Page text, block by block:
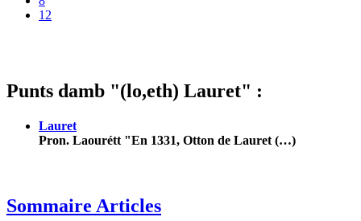
12
Punts damb "(lo,eth) Lauret" :
Lauret
Pron. Laourétt "En 1331, Otton de Lauret (…)
Sommaire Articles